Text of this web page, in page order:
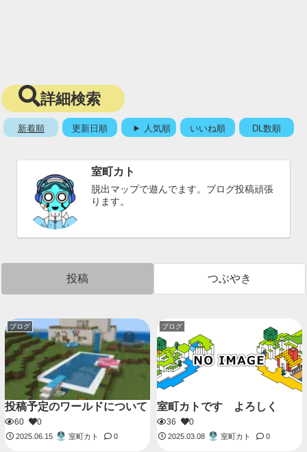
詳細検索
新着順 更新日順 人気順 いいね順 DL数順
室町カト
脱出マップで遊んでます。ブログ投稿頑張
ります。
投稿 つぶやき
ブログ
投稿予定のワールドについて
60 0
2025.06.15 室町カト 0
ブログ
室町カトです よろしく
36 0
2025.03.08 室町カト 0